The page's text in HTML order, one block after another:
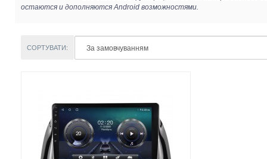
остаются и дополняются Android возможностями.
СОРТУВАТИ: